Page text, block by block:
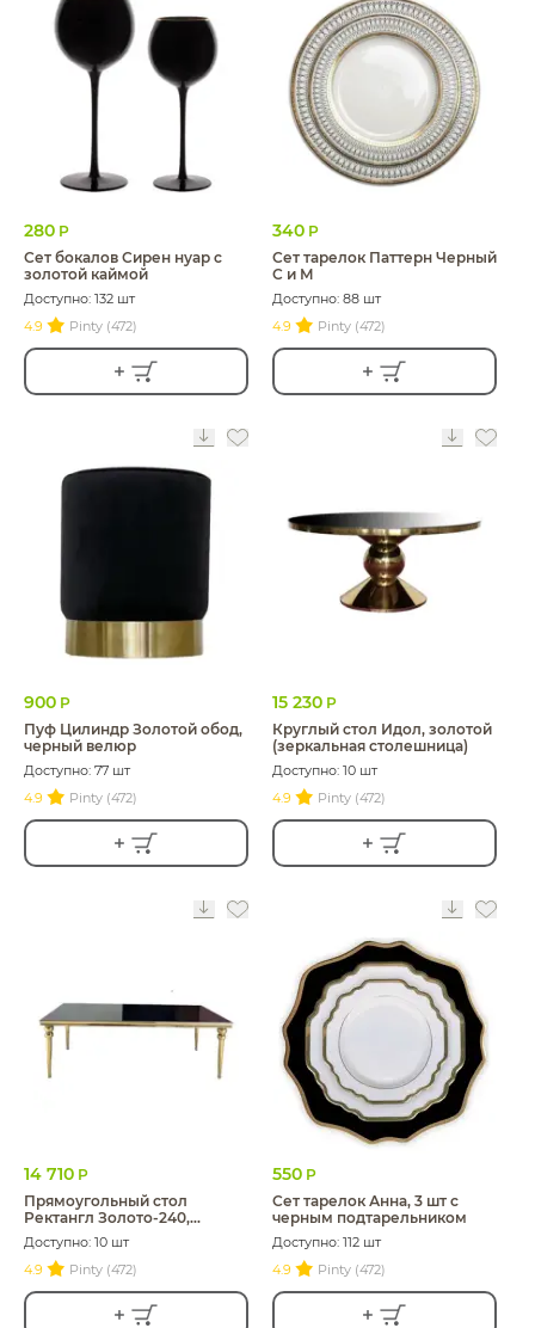
280 Р
Сет бокалов Сирен нуар с
золотой каймой
Доступно: 132 шт
4.9
Pinty (472)
340 Р
Сет тарелок Паттерн Черный
С и М
Доступно: 88 шт
4.9
Pinty (472)
900 Р
Пуф Цилиндр Золотой обод,
черный велюр
Доступно: 77 шт
4.9
Pinty (472)
15 230 Р
Круглый стол Идол, золотой
(зеркальная столешница)
Доступно: 10 шт
4.9
Pinty (472)
14 710 Р
Прямоугольный стол
Ректангл Золото-240,
темное зеркало
Доступно: 10 шт
4.9
Pinty (472)
550 Р
Сет тарелок Анна, 3 шт c
черным подтарельником
Доступно: 112 шт
4.9
Pinty (472)